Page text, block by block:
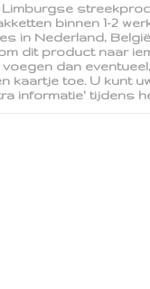
Limburgse
binnen 1-2
in Nederland,
dit product naar
voegen dan
kaartje toe. U kunt
informatie' tijdens